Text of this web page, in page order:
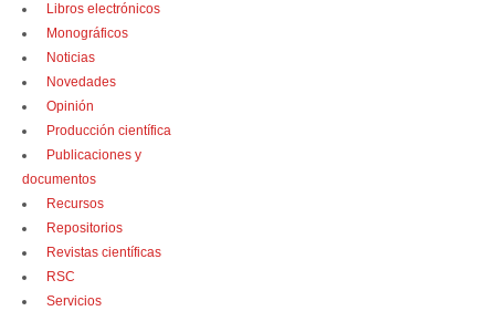
Libros electrónicos
Monográficos
Noticias
Novedades
Opinión
Producción científica
Publicaciones y
documentos
Recursos
Repositorios
Revistas científicas
RSC
Servicios